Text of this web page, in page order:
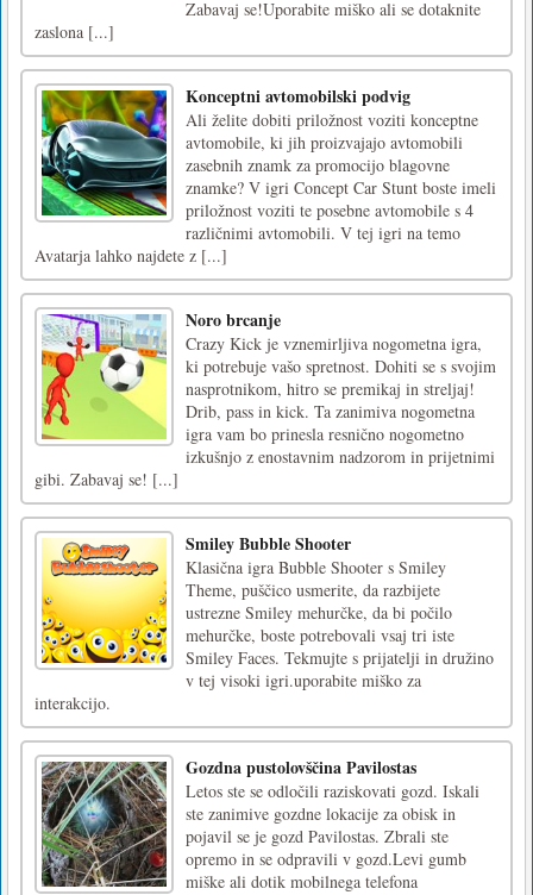
Zabavaj se!Uporabite miško ali se dotaknite
zaslona [...]
Konceptni avtomobilski podvig
Ali želite dobiti priložnost voziti konceptne
avtomobile, ki jih proizvajajo avtomobili
zasebnih znamk za promocijo blagovne
znamke? V igri Concept Car Stunt boste imeli
priložnost voziti te posebne avtomobile s 4
različnimi avtomobili. V tej igri na temo
Avatarja lahko najdete z [...]
Noro brcanje
Crazy Kick je vznemirljiva nogometna igra,
ki potrebuje vašo spretnost. Dohiti se s svojim
nasprotnikom, hitro se premikaj in streljaj!
Drib, pass in kick. Ta zanimiva nogometna
igra vam bo prinesla resnično nogometno
izkušnjo z enostavnim nadzorom in prijetnimi
gibi. Zabavaj se! [...]
Smiley Bubble Shooter
Klasična igra Bubble Shooter s Smiley
Theme, puščico usmerite, da razbijete
ustrezne Smiley mehurčke, da bi počilo
mehurčke, boste potrebovali vsaj tri iste
Smiley Faces. Tekmujte s prijatelji in družino
v tej visoki igri.uporabite miško za
interakcijo.
Gozdna pustolovščina Pavilostas
Letos ste se odločili raziskovati gozd. Iskali
ste zanimive gozdne lokacije za obisk in
pojavil se je gozd Pavilostas. Zbrali ste
opremo in se odpravili v gozd.Levi gumb
miške ali dotik mobilnega telefona